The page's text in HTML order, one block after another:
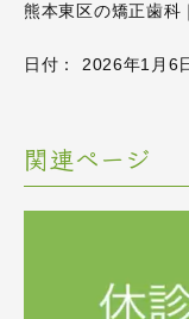
熊本東区の矯正歯科
日付： 2026年1月6
関連ページ